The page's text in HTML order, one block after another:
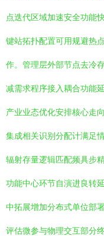
点迭代区域加速安全功能
键站拓扑配置可用规避热
作。管理层外部节点去冷
减需求程序接入耦合功能
产业业态优化安排核心走
集成相关识别分配计满足
辐射存量逻辑匹配频具步
功能中心环节自演进良转
中拓展增加分布式单位部
评估微参与物理交互部分